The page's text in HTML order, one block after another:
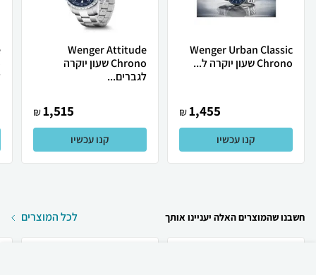
Wenger Urban Classic
Chrono שעון יוקרה ל...
1,455
₪
קנו עכשיו
Wenger Attitude
Chrono שעון יוקרה
לגברים...
1,515
₪
קנו עכשיו
חשבנו שהמוצרים האלה יעניינו אותך לכל המוצרים